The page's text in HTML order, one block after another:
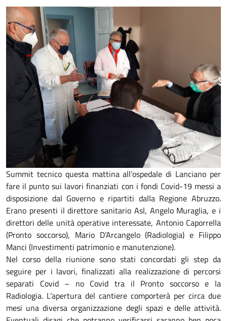
Summit tecnico questa mattina all’ospedale di Lanciano per
fare il punto sui lavori finanziati con i fondi Covid-19 messi a
disposizione dal Governo e ripartiti dalla Regione Abruzzo.
Erano presenti il direttore sanitario Asl, Angelo Muraglia, e i
direttori delle unità operative interessate, Antonio Caporrella
(Pronto soccorso), Mario D’Arcangelo (Radiologia) e Filippo
Manci (Investimenti patrimonio e manutenzione).
Nel corso della riunione sono stati concordati gli step da
seguire per i lavori, finalizzati alla realizzazione di percorsi
separati Covid – no Covid tra il Pronto soccorso e la
Radiologia. L’apertura del cantiere comporterà per circa due
mesi una diversa organizzazione degli spazi e delle attività.